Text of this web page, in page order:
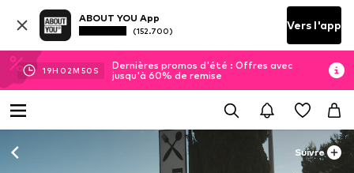
ABOUT YOU App
(152.700) Vers l'app
19H 02M 50 S
Dernières promos d'été : Offres avec
jusqu'à 60% de remise
Suivre